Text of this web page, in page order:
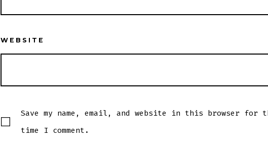
WEBSITE
Save my name, email, and website in this browser for
time I comment.